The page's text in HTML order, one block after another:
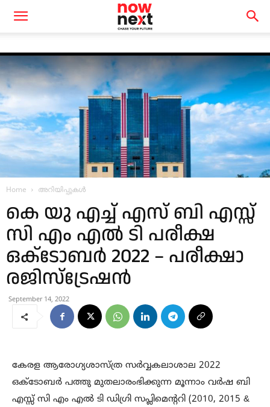
Home അറിയിപ്പുകൾ
കെ യു എച്ച് എസ് ബി എസ്സ്
സി എം എൽ ടി പരീക്ഷ
ഒക്‌ടോബർ 2022 – പരീക്ഷാ
രജിസ്ട്രേഷൻ
September 14, 2022
കേരള ആരോഗ്യശാസ്ത്ര സർവ്വകലാശാല 2022
ഒക്‌ടോബർ പത്തു മുതലാരംഭിക്കുന്ന മൂന്നാം വർഷ ബി
എസ്സ് സി എം എൽ ടി ഡിഗ്രി സപ്ലിമെന്‍ററി (2010, 2015 &